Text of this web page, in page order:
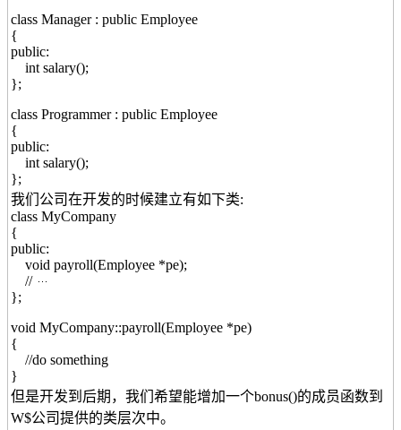
class Manager : public Employee
{
public:
int salary();
};
class Programmer : public Employee
{
public:
int salary();
};
我们公司在开发的时候建立有如下类:
class MyCompany
{
public:
void payroll(Employee *pe);
//
};
void MyCompany::payroll(Employee *pe)
{
//do something
}
但是开发到后期，我们希望能增加一个bonus()的成员函数到
W$公司提供的类层次中。